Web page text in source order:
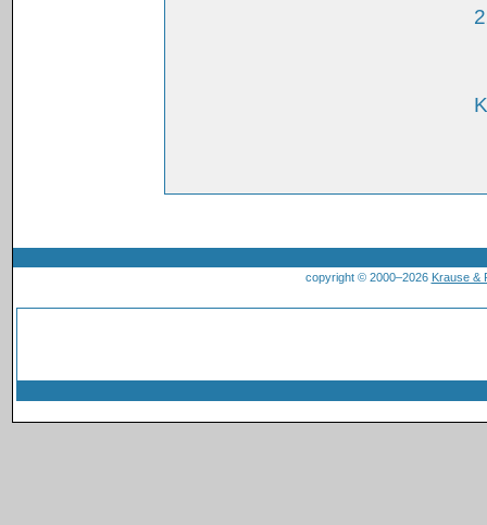
copyright © 2000–2026 Krause &